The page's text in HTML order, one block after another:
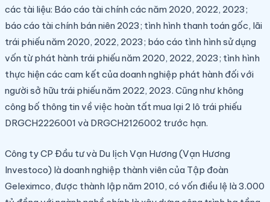
các tài liệu: Báo cáo tài chính các năm 2020, 2022, 2023;
báo cáo tài chính bán niên 2023; tình hình thanh toán gốc, lãi
trái phiếu năm 2020, 2022, 2023; báo cáo tình hình sử dụng
vốn từ phát hành trái phiếu năm 2020, 2022, 2023; tình hình
thực hiện các cam kết của doanh nghiệp phát hành đối với
người sở hữu trái phiếu năm 2022, 2023. Cũng như không
công bố thông tin về việc hoàn tất mua lại 2 lô trái phiếu
DRGCH2226001 và DRGCH2126002 trước hạn.
Công ty CP Đầu tư và Du lịch Vạn Hương (Vạn Hương
Investoco) là doanh nghiệp thành viên của Tập đoàn
Geleximco, được thành lập năm 2010, có vốn điều lệ là 3.000